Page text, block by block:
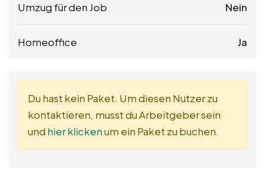
Umzug für den Job Nein
Homeoffice Ja
Du hast kein Paket. Um diesen Nutzer zu
kontaktieren, musst du Arbeitgeber sein
und hier klickenum ein Paket zu buchen.